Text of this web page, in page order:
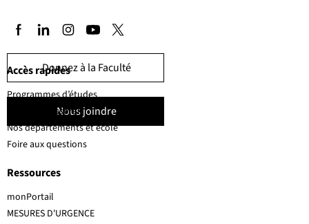
Donnez à la Faculté
Nous joindre
MESURES D'URGENCE
Accès rapides
Ressources
Programmes d’études
Corps professoral
Nos départements et école
Foire aux questions
monPortail